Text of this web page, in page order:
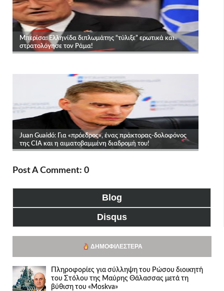
Post A Comment: 0
Blog
Disqus
ΔΗΜΟΦΙΛΈΣΤΕΡΑ
Πληροφορίες για σύλληψη του Ρώσου διοικητή
του Στόλου της Mαύρης Θάλασσας μετά τη
βύθιση του «Moskva»